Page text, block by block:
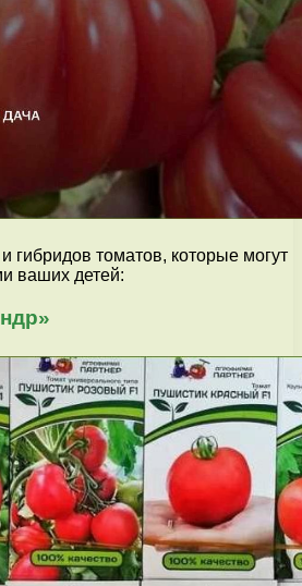
гибридов томатов, которые могут
ваших детей: